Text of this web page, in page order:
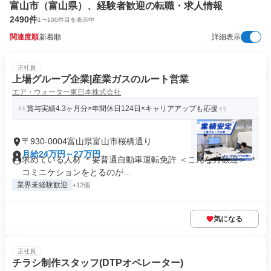
富山市（富山県）、経験者歓迎の転職・求人情報
2490件1〜100件目を表示中
関連度順新着順 詳細表示
正社員
上場グループ企業|産業ガスのルート営業
エア・ウォーター東日本株式会社
賞与実績4.3ヶ月分×年間休日124日×キャリアアップも応援
〒930-0004富山県富山市桜橋通り
月給24万円～27万円
求めている人材 ＊要普通自動車運転免許 ＜こんな方歓迎＞ ＊
コミニケションをとるのが...
業界未経験歓迎 +12個
気になる
正社員
チラシ制作スタッフ(DTPオペレーター)